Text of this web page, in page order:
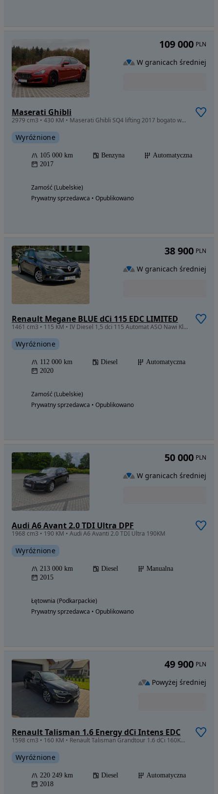
Maserati Ghibli
2979 cm3 • 430 KM • Maserati Ghibli SQ4 lifting 2017 bogato wyposażony, SQ4
Wyróżnione
105 000 km Benzyna
Automatyczna
2017
Zamość (Lubelskie)
Prywatny sprzedawca • Opublikowano
109 000 PLN
W granicach średniej
Renault Megane BLUE dCi 115 EDC LIMITED
1461 cm3 • 115 KM • IV Diesel 1,5 dci 115 Automat ASO Nawi Klimatronik Zar.PL Zobacz !
Wyróżnione
112 000 km Diesel
Automatyczna
2020
Zamość (Lubelskie)
Prywatny sprzedawca • Opublikowano
38 900 PLN
W granicach średniej
Audi A6 Avant 2.0 TDI Ultra DPF
1968 cm3 • 190 KM • Audi A6 Avanti 2.0 TDI Ultra 190KM
Wyróżnione
213 000 km Diesel
Manualna
2015
Łętownia (Podkarpackie)
Prywatny sprzedawca • Opublikowano
50 000 PLN
W granicach średniej
Renault Talisman 1.6 Energy dCi Intens EDC
1598 cm3 • 160 KM • Renault Talisman Grandtour 1.6 dCi 160KM automat
Wyróżnione
220 249 km Diesel
Automatyczna
2018
49 900 PLN
Powyżej średniej